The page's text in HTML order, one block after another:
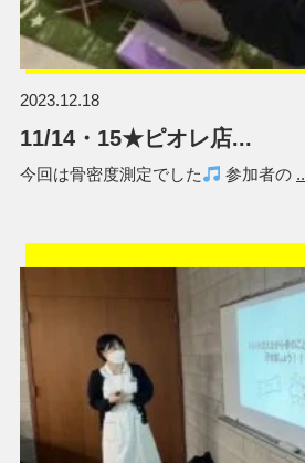
2023.12.18
11/14・15★ピオレ店...
今回は骨密度測定でした 参加者の